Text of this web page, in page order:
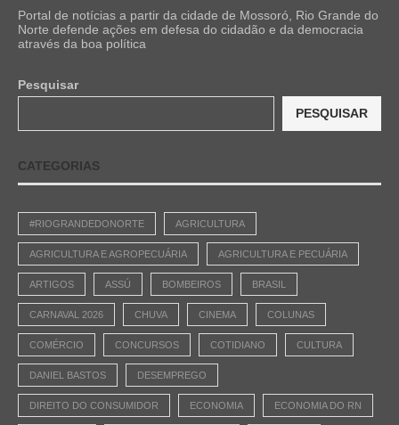
Portal de notícias a partir da cidade de Mossoró, Rio Grande do
Norte defende ações em defesa do cidadão e da democracia
através da boa política
Pesquisar
PESQUISAR
CATEGORIAS
#RIOGRANDEDONORTE AGRICULTURA
AGRICULTURA E AGROPECUÁRIA AGRICULTURA E PECUÁRIA
ARTIGOS ASSÚ BOMBEIROS BRASIL
CARNAVAL 2026 CHUVA CINEMA COLUNAS
COMÉRCIO CONCURSOS COTIDIANO CULTURA
DANIEL BASTOS DESEMPREGO
DIREITO DO CONSUMIDOR ECONOMIA ECONOMIA DO RN